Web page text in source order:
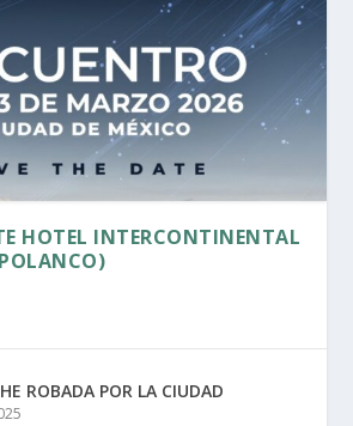
HOTEL INTERCONTINENTAL
ROBADA POR LA CIUDAD